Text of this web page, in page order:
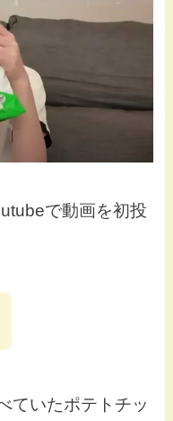
で動画を初投
ていたポテトチッ